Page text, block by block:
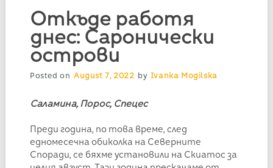
Откъде работя
днес: Саронически
острови
Posted on August 7, 2022 by Ivanka Mogilska
Саламина, Порос, Спецес
Преди година, по това време, след
едномесечна обиколка на Северните
Споради, се бяхме установили на Скиатос за